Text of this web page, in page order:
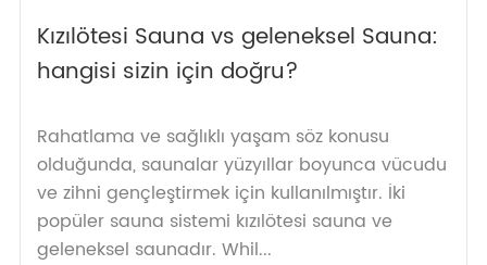
Kızılötesi Sauna vs geleneksel Sauna:
hangisi sizin için doğru?
Rahatlama ve sağlıklı yaşam söz konusu
olduğunda, saunalar yüzyıllar boyunca vücudu
ve zihni gençleştirmek için kullanılmıştır. İki
popüler sauna sistemi kızılötesi sauna ve
geleneksel saunadır. Whil...